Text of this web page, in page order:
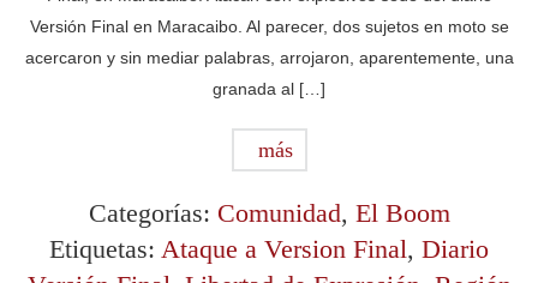
Versión Final en Maracaibo. Al parecer, dos sujetos en moto se
acercaron y sin mediar palabras, arrojaron, aparentemente, una
granada al […]
más
Categorías: Comunidad, El Boom
Etiquetas: Ataque a Version Final, Diario